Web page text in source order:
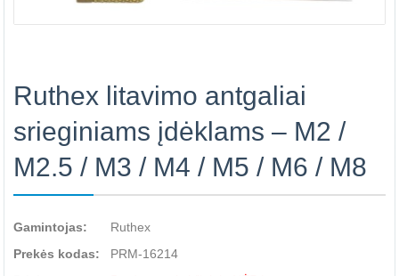
Ruthex litavimo antgaliai
srieginiams įdėklams – M2 /
M2.5 / M3 / M4 / M5 / M6 / M8
Gamintojas:
Ruthex
Prekės kodas:
PRM-16214